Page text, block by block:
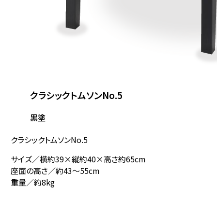
クラシックトムソンNo.5
黒塗
クラシックトムソンNo.5
サイズ／横約39×縦約40×高さ約65cm
座面の高さ／約43～55cm
重量／約8kg